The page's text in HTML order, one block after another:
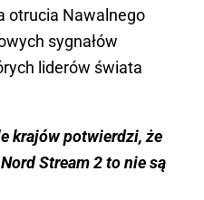
otrucia Nawalnego
sygnałów
liderów świata
krajów potwierdzi, że
Stream 2 to nie są